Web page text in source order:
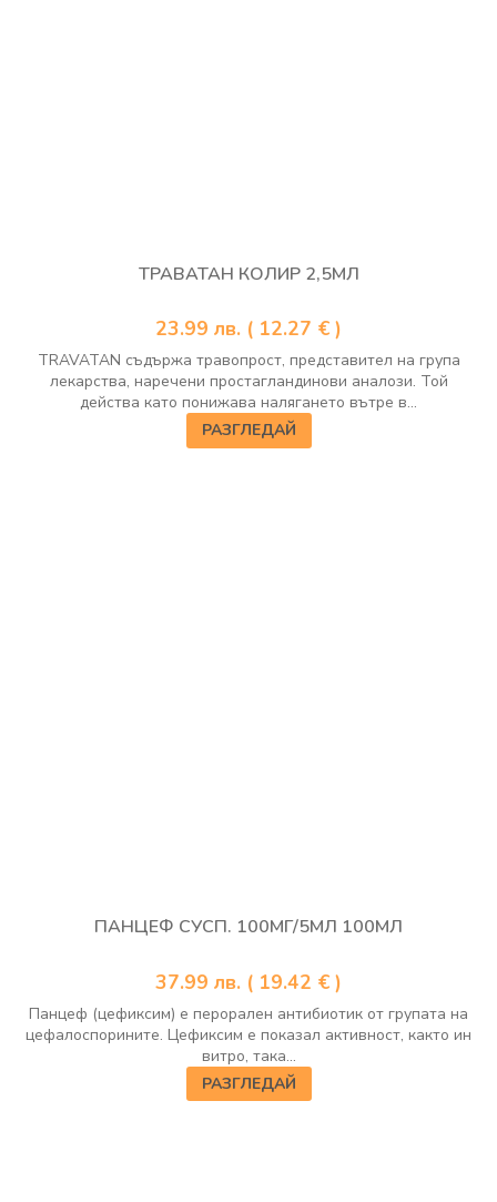
ТРАВАТАН КОЛИР 2,5МЛ
23.99 лв. ( 12.27 € )
TRAVATAN съдържа травопрост, представител на група
лекарства, наречени простагландинови аналози. Той
действа като понижава налягането вътре в...
РАЗГЛЕДАЙ
ПАНЦЕФ СУСП. 100МГ/5МЛ 100МЛ
37.99 лв. ( 19.42 € )
Панцеф (цефиксим) е перорален антибиотик от групата на
цефалоспорините. Цефиксим е показал активност, както ин
витро, така...
РАЗГЛЕДАЙ